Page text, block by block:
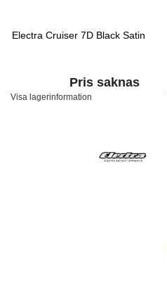
Electra Cruiser 7D Black Satin
Pris saknas
Visa lagerinformation